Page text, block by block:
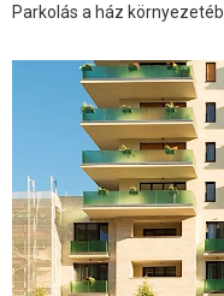
Parkolás a ház